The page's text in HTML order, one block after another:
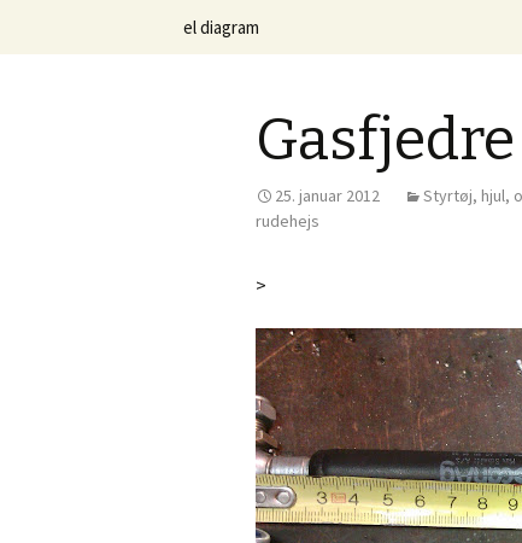
Kewet
Om den herlige danske
Videre til indhold
el diagram
25. januar 2012 Styrtøj, hjul,
rudehejs
>